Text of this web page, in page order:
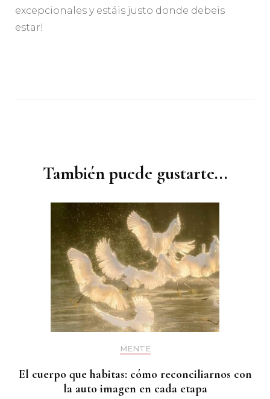
excepcionales y estáis justo donde debeis
estar!
entradas
También puede gustarte...
MENTE
El cuerpo que habitas: cómo reconciliarnos con
la auto imagen en cada etapa